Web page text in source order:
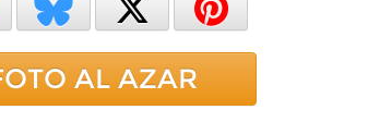
AL AZAR